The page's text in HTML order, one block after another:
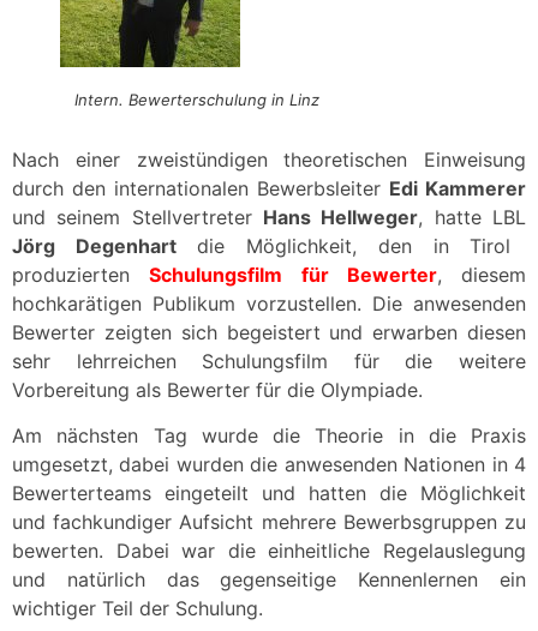
Intern. Bewerterschulung in Linz
Nach einer zweistündigen theoretischen Einweisung
durch den internationalen Bewerbsleiter Edi Kammerer
und seinem Stellvertreter Hans Hellweger, hatte LBL
Jörg Degenhartdie Möglichkeit, den in Tirol
produziertenSchulungsfilm für Bewerter, diesem
hochkarätigen Publikum vorzustellen. Die anwesenden
Bewerter zeigten sich begeistert und erwarben diesen
sehr lehrreichen Schulungsfilm für die weitere
Vorbereitung als Bewerter für die Olympiade.
Am nächsten Tag wurde die Theorie in die Praxis
umgesetzt, dabei wurden die anwesenden Nationen in 4
Bewerterteams eingeteilt und hatten die Möglichkeit
und fachkundiger Aufsicht mehrere Bewerbsgruppen zu
bewerten. Dabei war die einheitliche Regelauslegung
und natürlich das gegenseitige Kennenlernen ein
wichtiger Teil der Schulung.